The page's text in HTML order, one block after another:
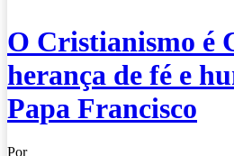
O Cristianismo é
herança de fé e
Papa Francisco
Por